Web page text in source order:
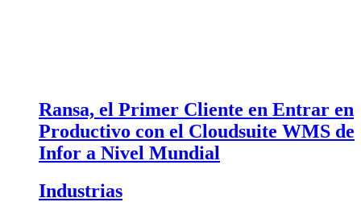
Ransa, el Primer Cliente en Entrar en
Productivo con el Cloudsuite WMS de
Infor a Nivel Mundial
Industrias